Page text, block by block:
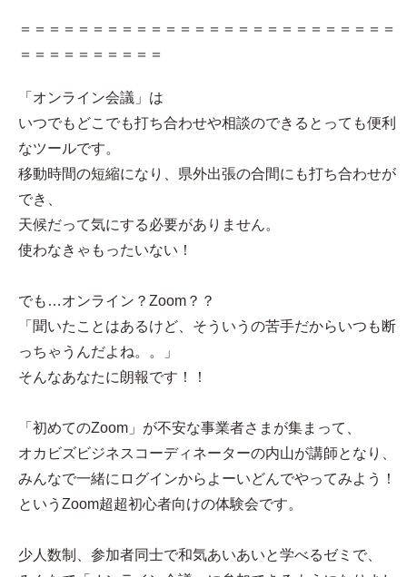
＝＝＝＝＝＝＝＝＝＝＝＝＝＝＝＝＝＝＝＝＝＝＝＝＝＝
＝＝＝＝＝＝＝＝＝＝
「オンライン会議」は
いつでもどこでも打ち合わせや相談のできるとっても便利
なツールです。
移動時間の短縮になり、県外出張の合間にも打ち合わせが
でき、
天候だって気にする必要がありません。
使わなきゃもったいない！
でも…オンライン？Zoom？？
「聞いたことはあるけど、そういうの苦手だからいつも断
っちゃうんだよね。。」
そんなあなたに朗報です！！
「初めてのZoom」が不安な事業者さまが集まって、
オカビズビジネスコーディネーターの内山が講師となり、
みんなで一緒にログインからよーいどんでやってみよう！
というZoom超超初心者向けの体験会です。
少人数制、参加者同士で和気あいあいと学べるゼミで、